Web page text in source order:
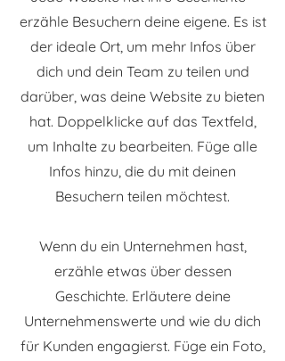
erzähle Besuchern deine eigene. Es ist
der ideale Ort, um mehr Infos über
dich und dein Team zu teilen und
darüber, was deine Website zu bieten
hat. Doppelklicke auf das Textfeld,
um Inhalte zu bearbeiten. Füge alle
Infos hinzu, die du mit deinen
Besuchern teilen möchtest.
Wenn du ein Unternehmen hast,
erzähle etwas über dessen
Geschichte. Erläutere deine
Unternehmenswerte und wie du dich
für Kunden engagierst. Füge ein Foto,